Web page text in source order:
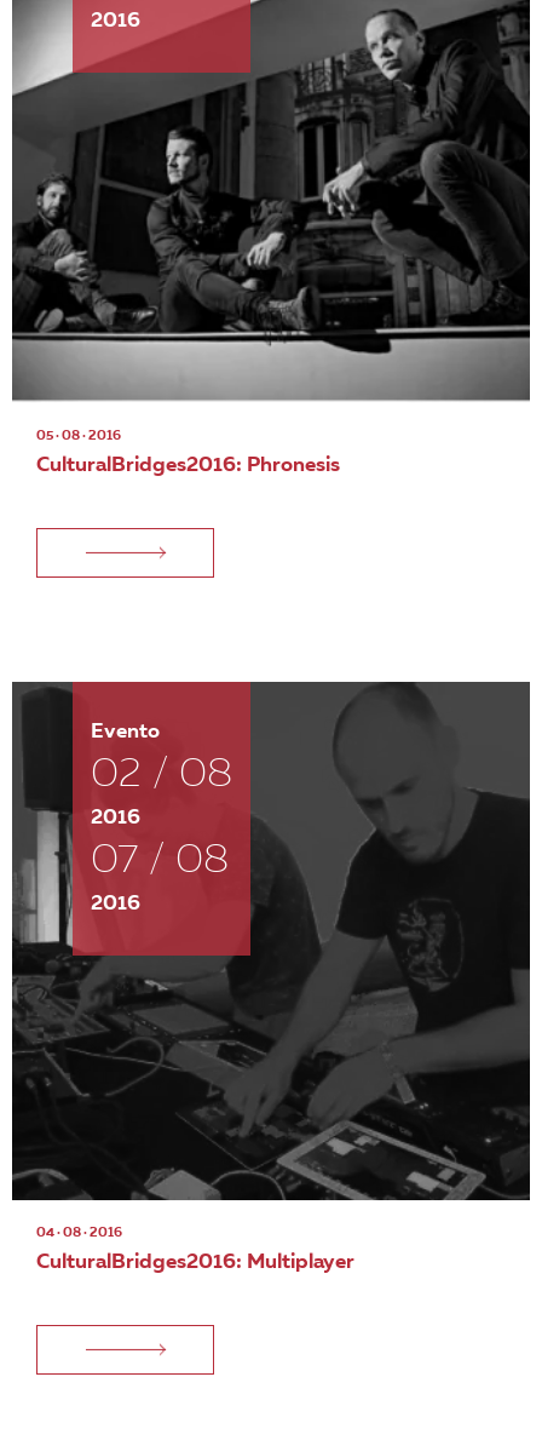
2016
05 · 08 · 2016
CulturalBridges2016: Phronesis
Evento
02 / 08
2016
07 / 08
2016
04 · 08 · 2016
CulturalBridges2016: Multiplayer